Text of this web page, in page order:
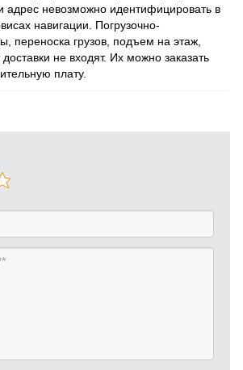
адрес невозможно идентифицировать в
навигации. Погрузочно-
переноска грузов, подъем на этаж,
не входят. Их можно заказать
плату.